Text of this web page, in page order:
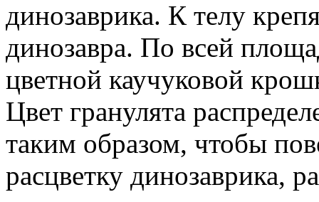
динозаврика. К телу
динозавра. По всей
цветной каучуковой
Цвет гранулята
таким образом, чтобы
расцветку динозаврика,